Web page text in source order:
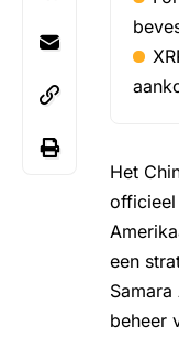
Het
officieel
een
beheer